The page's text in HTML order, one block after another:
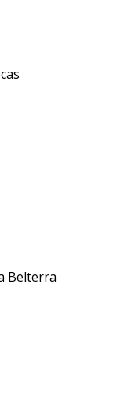
Belterra